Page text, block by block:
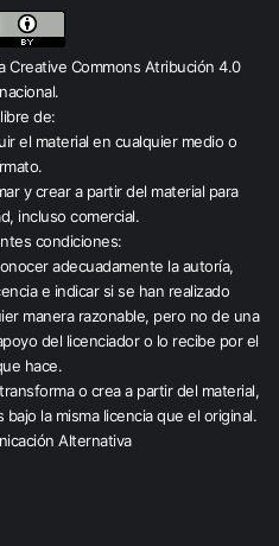
Creative Commons Atribución 4.0
.
de:
el material en cualquier medio o
y crear a partir del material para
incluso comercial.
condiciones:
adecuadamente la autoría,
e indicar si se han realizado
manera razonable, pero no de una
del licenciador o lo recibe por el
hace.
o crea a partir del material,
la misma licencia que el original.
Alternativa